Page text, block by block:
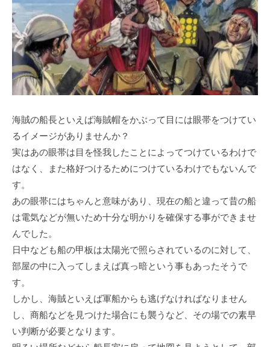
海賊の船長といえば海賊帽をかぶって目には眼帯をつけてい
るイメージがありませんか？
実はあの眼帯は目を怪我したことによってつけているわけで
はなく、また格好つけるためにつけているわけでもないんで
す。
あの眼帯にはちゃんと意味があり、現在の船と違って昔の船
は電気などが無いため十分な明かりを確保する事ができませ
んでした。
日中なども船の甲板は太陽光で照らされているのに対して、
部屋の中に入ってしまえば真っ暗という事もあったそうで
す。
しかし、海賊といえば軍船からも逃げなければなりません
し、商船などを見つけた場合にも襲うなど、その場での素早
い判断が必要となります。